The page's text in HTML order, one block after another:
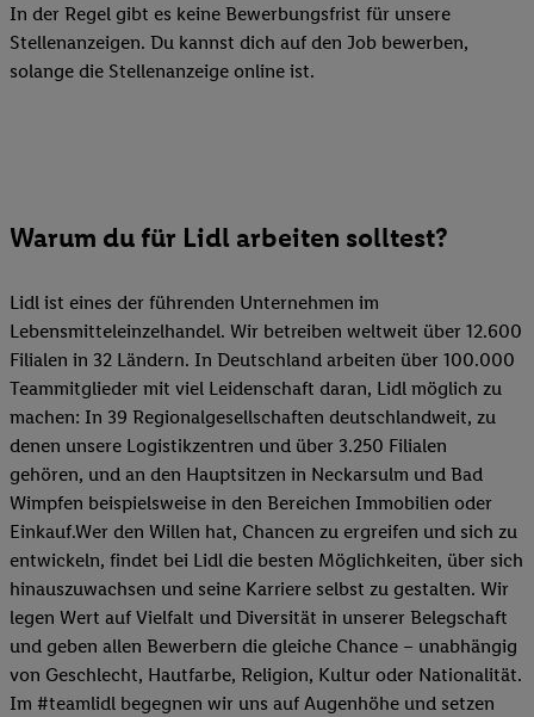
In der Regel gibt es keine Bewerbungsfrist für unsere
Stellenanzeigen. Du kannst dich auf den Job bewerben,
solange die Stellenanzeige online ist.
Warum du für Lidl arbeiten solltest?
Lidl ist eines der führenden Unternehmen im
Lebensmitteleinzelhandel. Wir betreiben weltweit über 12.600
Filialen in 32 Ländern. In Deutschland arbeiten über 100.000
Teammitglieder mit viel Leidenschaft daran, Lidl möglich zu
machen: In 39 Regionalgesellschaften deutschlandweit, zu
denen unsere Logistikzentren und über 3.250 Filialen
gehören, und an den Hauptsitzen in Neckarsulm und Bad
Wimpfen beispielsweise in den Bereichen Immobilien oder
Einkauf.Wer den Willen hat, Chancen zu ergreifen und sich zu
entwickeln, findet bei Lidl die besten Möglichkeiten, über sich
hinauszuwachsen und seine Karriere selbst zu gestalten. Wir
legen Wert auf Vielfalt und Diversität in unserer Belegschaft
und geben allen Bewerbern die gleiche Chance – unabhängig
von Geschlecht, Hautfarbe, Religion, Kultur oder Nationalität.
Im #teamlidl begegnen wir uns auf Augenhöhe und setzen